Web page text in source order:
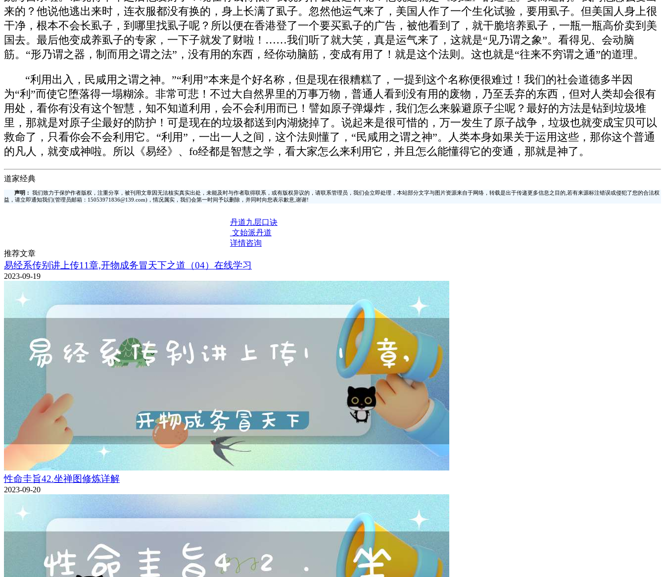
来的？他说他逃出来时，连衣服都没有换的，身上长满了虱子。忽然他运气来了，美国人作了一个生化试验，要用虱子。但美国人身上很
干净，根本不会长虱子，到哪里找虱子呢？所以便在香港登了一个要买虱子的广告，被他看到了，就干脆培养虱子，一瓶一瓶高价卖到美
国去。最后他变成养虱子的专家，一下子就发了财啦！……我们听了就大笑，真是运气来了，这就是“见乃谓之象”。看得见、会动脑
筋。“形乃谓之器，制而用之谓之法”，没有用的东西，经你动脑筋，变成有用了！就是这个法则。这也就是“往来不穷谓之通”的道理。
“利用出入，民咸用之谓之神。”“利用”本来是个好名称，但是现在很糟糕了，一提到这个名称便很难过！我们的社会道德多半因
为“利”而使它堕落得一塌糊涂。非常可悲！不过大自然界里的万事万物，普通人看到没有用的废物，乃至丢弃的东西，但对人类却会很有
用处，看你有没有这个智慧，知不知道利用，会不会利用而已！譬如原子弹爆炸，我们怎么来躲避原子尘呢？最好的方法是钻到垃圾堆
里，那就是对原子尘最好的防护！可是现在的垃圾都送到内湖烧掉了。说起来是很可惜的，万一发生了原子战争，垃圾也就变成宝贝可以
救命了，只看你会不会利用它。“利用”，一出一人之间，这个法则懂了，“民咸用之谓之神”。人类本身如果关于运用这些，那你这个普通
的凡人，就变成神啦。所以《易经》、fo经都是智慧之学，看大家怎么来利用它，并且怎么能懂得它的变通，那就是神了。
道家经典
声明：
我们致力于保护作者版权，注重分享，被刊用文章因无法核实真实出处，未能及时与作者取得联系，或有版权异议的，请联系管理员，我们会立即处理，本站部分文字与图片资源来自于网络，转载是出于传递更多信息之目的,若有来源标注错误或侵犯了您的合法权
益，请立即通知我们(管理员邮箱：15053971836@139.com)，情况属实，我们会第一时间予以删除，并同时向您表示歉意,谢谢!
丹道九层口诀
文始派丹道
详情咨询
推荐文章
易经系传别讲上传11章,开物成务冒天下之道（04）在线学习
2023-09-19
性命圭旨42.坐禅图修炼详解
2023-09-20